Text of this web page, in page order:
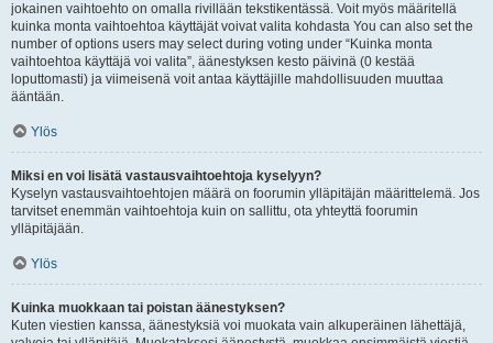
jokainen vaihtoehto on omalla rivillään tekstikentässä. Voit myös määritellä
kuinka monta vaihtoehtoa käyttäjät voivat valita kohdasta You can also set the
number of options users may select during voting under “Kuinka monta
vaihtoehtoa käyttäjä voi valita”, äänestyksen kesto päivinä (0 kestää
loputtomasti) ja viimeisenä voit antaa käyttäjille mahdollisuuden muuttaa
ääntään.
Ylös
Miksi en voi lisätä vastausvaihtoehtoja kyselyyn?
Kyselyn vastausvaihtoehtojen määrä on foorumin ylläpitäjän määrittelemä. Jos
tarvitset enemmän vaihtoehtoja kuin on sallittu, ota yhteyttä foorumin
ylläpitäjään.
Ylös
Kuinka muokkaan tai poistan äänestyksen?
Kuten viestien kanssa, äänestyksiä voi muokata vain alkuperäinen lähettäjä,